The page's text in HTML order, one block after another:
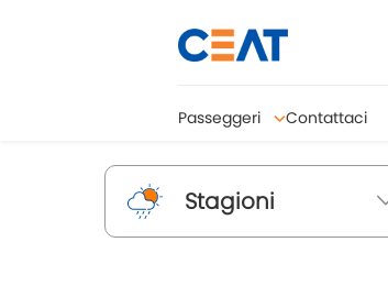
Passeggeri Contattaci
Stagioni